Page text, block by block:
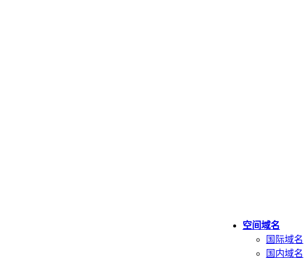
空间域名
国际域名
国内域名